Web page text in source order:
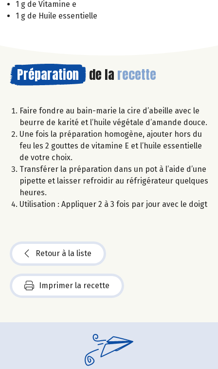
1 g de Vitamine e
1 g de Huile essentielle
Préparation de la recette
Faire fondre au bain-marie la cire d’abeille avec le
beurre de karité et l’huile végétale d’amande douce.
Une fois la préparation homogène, ajouter hors du
feu les 2 gouttes de vitamine E et l’huile essentielle
de votre choix.
Transférer la préparation dans un pot à l’aide d’une
pipette et laisser refroidir au réfrigérateur quelques
heures.
Utilisation : Appliquer 2 à 3 fois par jour avec le doigt
Retour à la liste
Imprimer la recette